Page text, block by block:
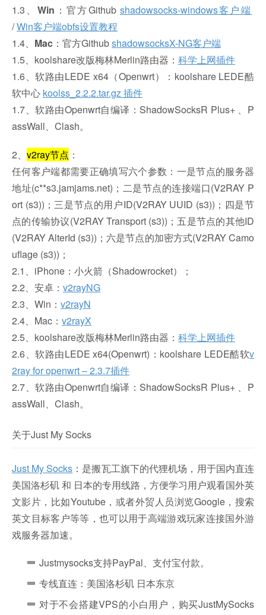
1.3、 Win ：官方Github shadowsocks-windows客户端
/Win客户端obfs设置教程
1.4、 Mac ：官方GithubshadowsocksX-NG客户端
1.5、koolshare改版梅林Merlin路由器： 科学上网插件
1.6、软路由LEDE x64（Openwrt）：koolshare LEDE酷
软中心 koolss_2.2.2.tar.gz 插件
1.7、软路由Openwrt自编译：ShadowSocksR Plus+ 、P
assWall、Clash。
2、 v2ray节点 ：
任何客户端都需要正确填写六个参数：一是节点的服务器
地址(c**s3.jamjams.net)；二是节点的连接端口(V2RAY P
ort (s3))；三是节点的用户ID(V2RAY UUID (s3))；四是节
点的传输协议(V2RAY Transport (s3))；五是节点的其他ID
(V2RAY AlterId (s3))；六是节点的加密方式(V2RAY Camo
uflage (s3))；
2.1、iPhone：小火箭（Shadowrocket）；
2.2、安卓： v2rayNG
2.3、Win： v2rayN
2.4、Mac： v2rayX
2.5、koolshare改版梅林Merlin路由器： 科学上网插件
2.6、软路由LEDE x64(Openwrt)：koolshare LEDE酷软v
2ray for openwrt – 2.3.7插件
2.7、软路由Openwrt自编译：ShadowSocksR Plus+ 、P
assWall、Clash。
关于Just My Socks
Just My Socks ：是搬瓦工旗下的代狸机场，用于国内直连
美国洛杉矶 和 日本的专用线路，方便学习用户观看国外英
文影片，比如Youtube，或者外贸人员浏览Google，搜索
英文目标客户等等，也可以用于高端游戏玩家连接国外游
戏服务器加速。
Justmysocks支持PayPal、支付宝付款。
专线直连：美国洛杉矶 日本东京
对于不会搭建VPS的小白用户，购买JustMySocks